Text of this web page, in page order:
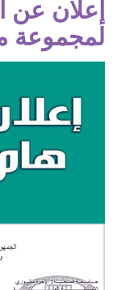
إعلان عن
لمجموعة